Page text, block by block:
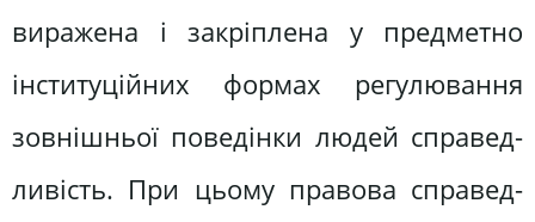
виражена і закріплена у предметно
інституційних формах регулювання
зовнішньої поведінки людей справед­
ливість. При цьому правова справед­